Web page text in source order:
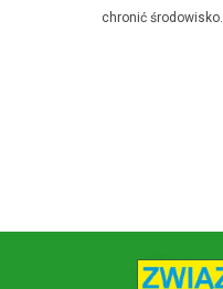
chronić środowisko.